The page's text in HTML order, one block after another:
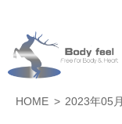
HOME 2023年05